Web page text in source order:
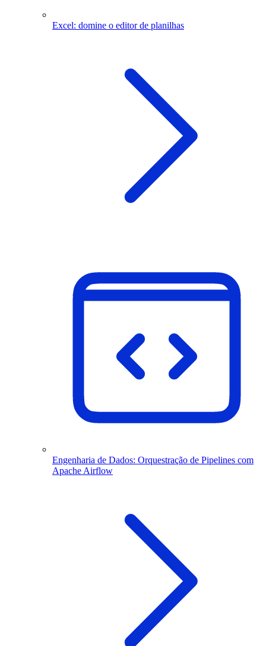
Excel: domine o editor de planilhas
Engenharia de Dados: Orquestração de Pipelines com
Apache Airflow